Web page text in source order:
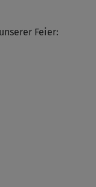
Feier: